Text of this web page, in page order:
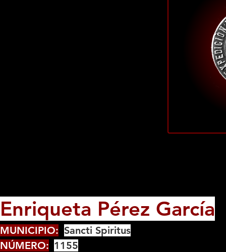
Enriqueta Pérez García
MUNICIPIO: Sancti Spiritus
NÚMERO: 1155